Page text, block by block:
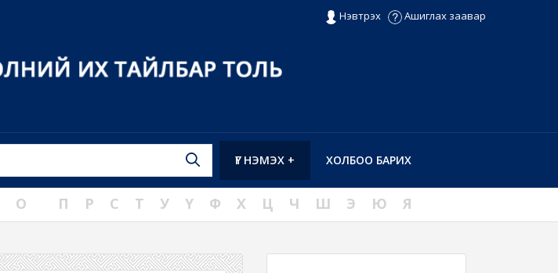
Нэвтрэх Ашиглах заавар
ХОЛБОО БАРИХ
ҮГ НЭМЭХ +
О П Р С Т У Ү Ф Х Ц Ч Ш Э Ю Я